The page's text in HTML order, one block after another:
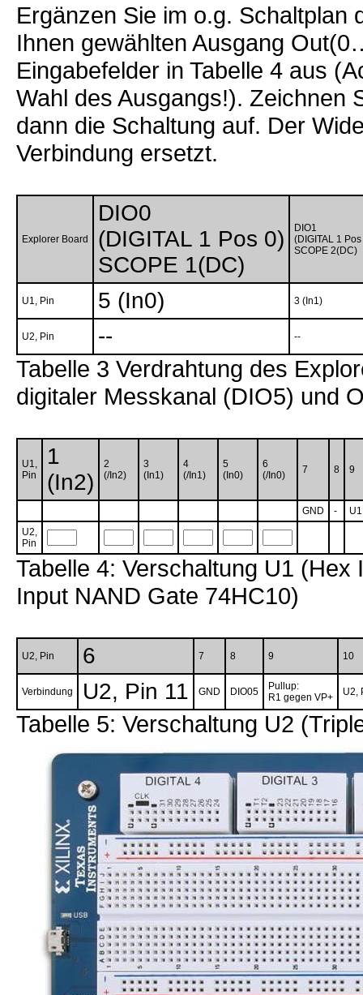
Ergänzen Sie im o.g. Schaltplan
Ihnen gewählten Ausgang
Eingabefelder in Tabelle 4 aus
Wahl des Ausgangs!). Zeichnen
dann die Schaltung auf. Der
Verbindung ersetzt.
Explorer Board
DIO0
(DIGITAL 1 Pos 0)
SCOPE 1(DC)
DIO1
(DIGITAL 1
SCOPE 2(DC)
U1, Pin 5 (In0) 3 (In1)
U2, Pin -- --
Tabelle 3 Verdrahtung des
digitaler Messkanal (DIO5) und
U1,
Pin
1
(In2)
2
(/In2)
3
(In1)
4
(/In1)
5
(In0)
6
(/In0)
7 8 9
GND -
U2,
Pin
Tabelle 4: Verschaltung U1
Input NAND Gate 74HC10)
U2, Pin 6 7 8 9 10
Verbindung U2, Pin 11 GND DIO05
Pullup:
R1 gegen VP+
U2,
Tabelle 5: Verschaltung U2